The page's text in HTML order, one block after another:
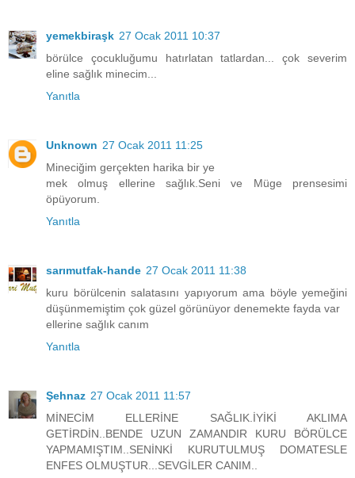
yemekbiraşk 27 Ocak 2011 10:37
börülce çocukluğumu hatırlatan tatlardan... çok severim
eline sağlık minecim...
Yanıtla
Unknown 27 Ocak 2011 11:25
Mineciğim gerçekten harika bir ye
mek olmuş ellerine sağlık.Seni ve Müge prensesimi
öpüyorum.
Yanıtla
sarımutfak-hande 27 Ocak 2011 11:38
kuru börülcenin salatasını yapıyorum ama böyle yemeğini
düşünmemiştim çok güzel görünüyor denemekte fayda var
ellerine sağlık canım
Yanıtla
Şehnaz 27 Ocak 2011 11:57
MİNECİM ELLERİNE SAĞLIK.İYİKİ AKLIMA
GETİRDİN..BENDE UZUN ZAMANDIR KURU BÖRÜLCE
YAPMAMIŞTIM..SENİNKİ KURUTULMUŞ DOMATESLE
ENFES OLMUŞTUR...SEVGİLER CANIM..